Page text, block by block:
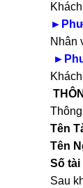
Nhân
Tên
Tên
Số tài
Sau